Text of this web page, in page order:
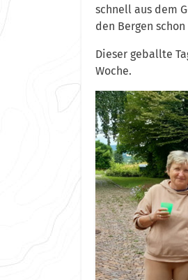
schnell aus dem
den Bergen
Dieser geballte
Woche.